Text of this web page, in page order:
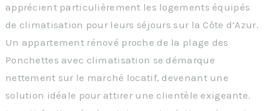
apprécient particulièrement les logements équipés
de climatisation pour leurs séjours sur la Côte d’Azur.
Un appartement rénové proche de la plage des
Ponchettes avec climatisation se démarque
nettement sur le marché locatif, devenant une
solution idéale pour attirer une clientèle exigeante.